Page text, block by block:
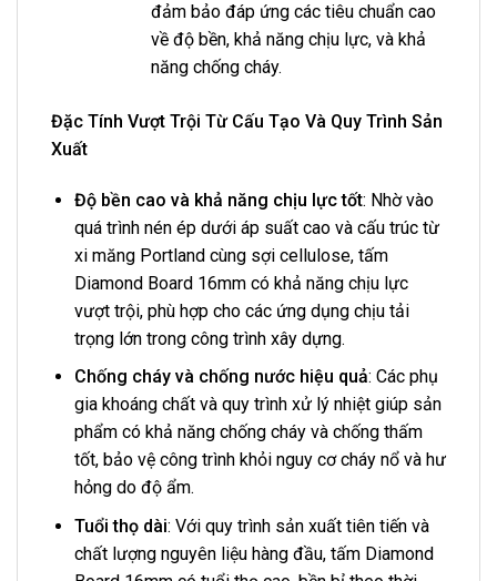
đảm bảo đáp ứng các tiêu chuẩn cao
về độ bền, khả năng chịu lực, và khả
năng chống cháy.
Đặc Tính Vượt Trội Từ Cấu Tạo Và Quy Trình Sản
Xuất
Độ bền cao và khả năng chịu lực tốt: Nhờ vào
quá trình nén ép dưới áp suất cao và cấu trúc từ
xi măng Portland cùng sợi cellulose, tấm
Diamond Board 16mm có khả năng chịu lực
vượt trội, phù hợp cho các ứng dụng chịu tải
trọng lớn trong công trình xây dựng.
Chống cháy và chống nước hiệu quả: Các phụ
gia khoáng chất và quy trình xử lý nhiệt giúp sản
phẩm có khả năng chống cháy và chống thấm
tốt, bảo vệ công trình khỏi nguy cơ cháy nổ và hư
hỏng do độ ẩm.
Tuổi thọ dài: Với quy trình sản xuất tiên tiến và
chất lượng nguyên liệu hàng đầu, tấm Diamond